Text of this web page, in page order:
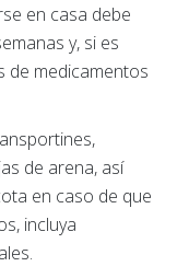
en casa debe
y, si es
de medicamentos
de arena, así
en caso de que
incluya